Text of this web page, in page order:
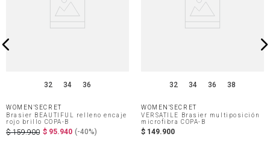
32 34 36
WOMEN'SECRET
Brasier BEAUTIFUL relleno encaje
rojo brillo COPA-B
$ 159.900 $ 95.940 (-40%)
32 34 36 38
WOMEN'SECRET
VERSATILE Brasier multiposición
microfibra COPA-B
$ 149.900